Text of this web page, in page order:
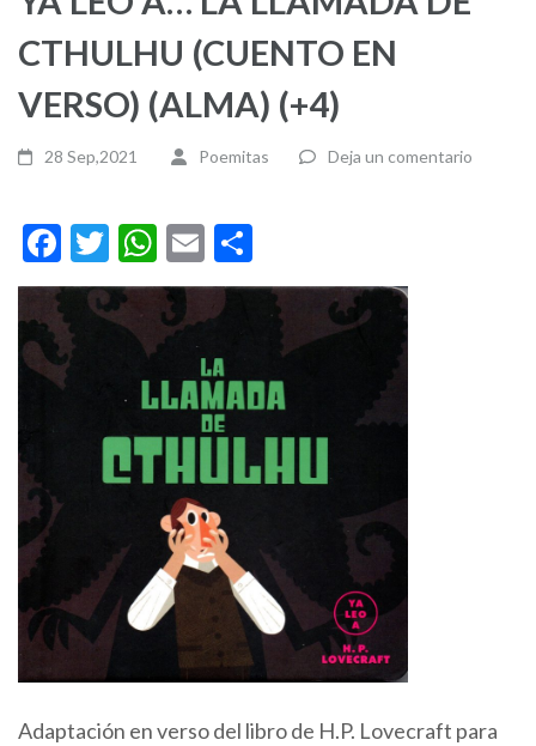
CTHULHU (CUENTO EN
VERSO) (ALMA) (+4)
28 Sep,2021 Poemitas Deja un comentario
Facebook
Twitter
WhatsApp
Email
Adaptación en verso del libro de H.P. Lovecraft para